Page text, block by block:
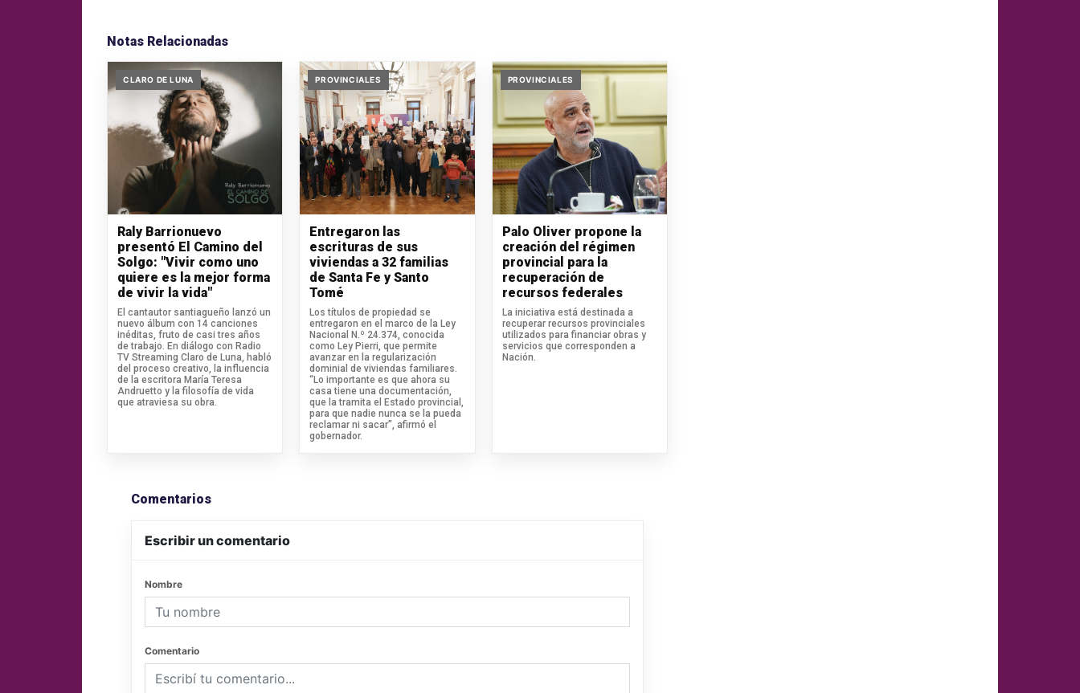
Notas Relacionadas
CLARO DE LUNA
Raly Barrionuevo
presentó El Camino del
Solgo: "Vivir como uno
quiere es la mejor forma
de vivir la vida"
El cantautor santiagueño lanzó un
nuevo álbum con 14 canciones
inéditas, fruto de casi tres años
de trabajo. En diálogo con Radio
TV Streaming Claro de Luna, habló
del proceso creativo, la influencia
de la escritora María Teresa
Andruetto y la filosofía de vida
que atraviesa su obra.
PROVINCIALES
Entregaron las
escrituras de sus
viviendas a 32 familias
de Santa Fe y Santo
Tomé
Los títulos de propiedad se
entregaron en el marco de la Ley
Nacional N.º 24.374, conocida
como Ley Pierri, que permite
avanzar en la regularización
dominial de viviendas familiares.
“Lo importante es que ahora su
casa tiene una documentación,
que la tramita el Estado provincial,
para que nadie nunca se la pueda
reclamar ni sacar”, afirmó el
gobernador.
PROVINCIALES
Palo Oliver propone la
creación del régimen
provincial para la
recuperación de
recursos federales
La iniciativa está destinada a
recuperar recursos provinciales
utilizados para financiar obras y
servicios que corresponden a
Nación.
Comentarios
Escribir un comentario
Nombre
Comentario